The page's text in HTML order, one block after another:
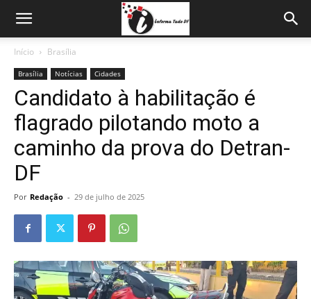
Início Brasília
Brasília Notícias Cidades
Candidato à habilitação é
flagrado pilotando moto a
caminho da prova do Detran-
DF
Por Redação - 29 de julho de 2025